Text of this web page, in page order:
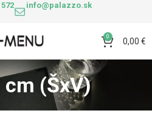
info@palazzo.sk
0 0,00 €
(ŠxV)